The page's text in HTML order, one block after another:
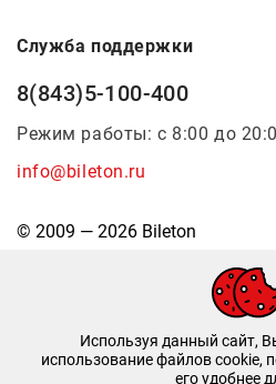
Служба поддержки
8(843)5-100-400
Режим работы: с 8:00 до
info@bileton.ru
© 2009 — 2026 Bileton
Используя данный сайт,
использование файлов cookie,
его удобнее